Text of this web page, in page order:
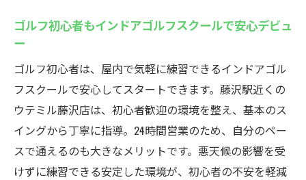
仕事や学業両立に役立つインドアゴルフス
インドアゴルフスクールで短時間集中練習
を実現
手ぶらでOK！藤沢駅近くのインドアゴルフ
無料貸出クラブで手ぶらでも楽しめるイン
ドアゴルフスクール
ゴルフ初心者もインドアゴルフスクールで安心デビュ
ー
ゴルフ初心者は、屋内で気軽に練習できるインドアゴル
フスクールで安心してスタートできます。藤沢駅近くの
ウテミル藤沢店は、初心者歓迎の環境を整え、基本のス
イングから丁寧に指導。24時間営業のため、自分のペー
スで通えるのも大きなメリットです。悪天候の影響を受
けずに練習できる安定した環境が、初心者の不安を軽減